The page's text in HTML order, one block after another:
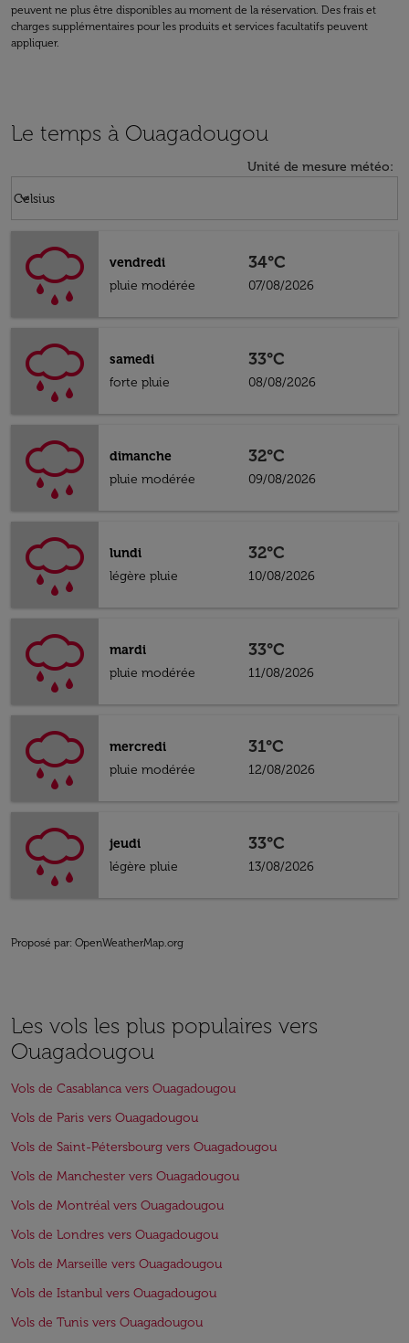
peuvent ne plus être disponibles au moment de la réservation. Des frais et
charges supplémentaires pour les produits et services facultatifs peuvent
appliquer.
Le temps à Ouagadougou
Unité de mesure météo:
Celsius
keyboard_arrow_down
vendredi
pluie modérée
34°C
07/08/2026
samedi
forte pluie
33°C
08/08/2026
dimanche
pluie modérée
32°C
09/08/2026
lundi
légère pluie
32°C
10/08/2026
mardi
pluie modérée
33°C
11/08/2026
mercredi
pluie modérée
31°C
12/08/2026
jeudi
légère pluie
33°C
13/08/2026
Proposé par: OpenWeatherMap.org
Les vols les plus populaires vers
Ouagadougou
Vols de Casablanca vers Ouagadougou
Vols de Paris vers Ouagadougou
Vols de Saint-Pétersbourg vers Ouagadougou
Vols de Manchester vers Ouagadougou
Vols de Montréal vers Ouagadougou
Vols de Londres vers Ouagadougou
Vols de Marseille vers Ouagadougou
Vols de Istanbul vers Ouagadougou
Vols de Tunis vers Ouagadougou